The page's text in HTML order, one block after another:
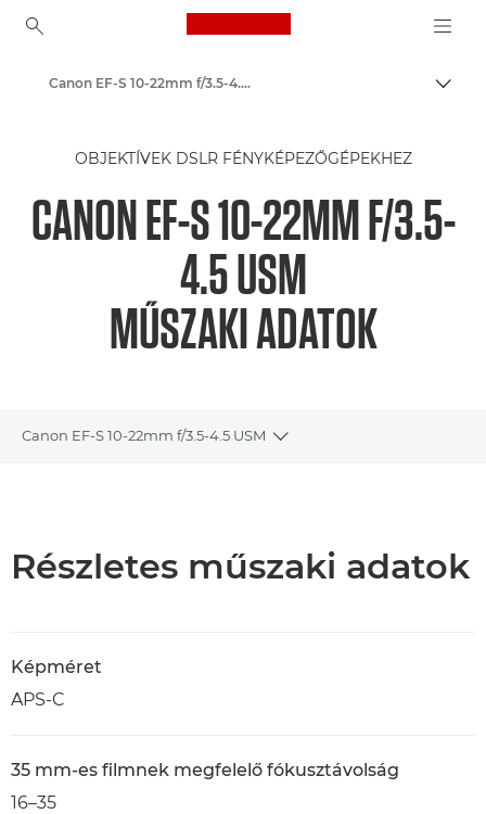
Canon Logo, back to
Canon Kamera Objektívek
Canon EF-S 10-22mm f/3.5-4.5 USM - Lenses - Camera & Photo lenses
OBJEKTÍVEK DSLR FÉNYKÉPEZŐGÉPEKHEZ
CANON EF-S 10-22MM F/3.5-
4.5 USM
MŰSZAKI ADATOK
Canon EF-S 10-22mm f/3.5-4.5 USM
Toggle breadcrumbs
Részletes műszaki adatok
Képméret
APS-C
35 mm-es filmnek megfelelő fókusztávolság
16–35